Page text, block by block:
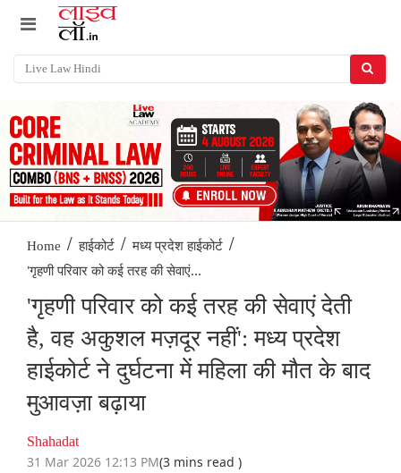
Home / हाईकोर्ट / मध्य प्रदेश हाईकोर्ट /
'गृहणी परिवार को कई तरह की सेवाएं...
'गृहणी परिवार को कई तरह की सेवाएं देती
है, वह अकुशल मज़दूर नहीं': मध्य प्रदेश
हाईकोर्ट ने दुर्घटना में महिला की मौत के बाद
मुआवज़ा बढ़ाया
Shahadat
31 Mar 2026 12:13 PM(3 mins read )